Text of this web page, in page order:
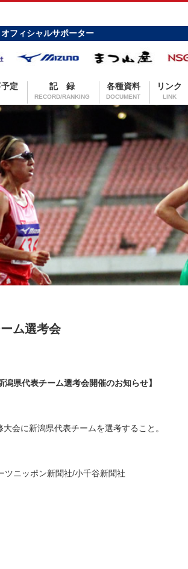
オフィシャルサポーター
定 記 録
RECORD/RANKING
各種資料
DOCUMENT
リンク
LINK
ム選考会
県代表チーム選考会開催のお知らせ】
に新潟県代表チームを選考すること。
ニッポン新聞社/小千谷新聞社